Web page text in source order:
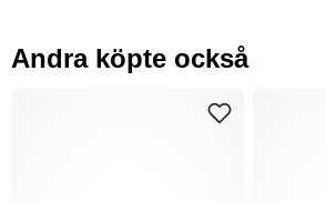
Andra köpte också